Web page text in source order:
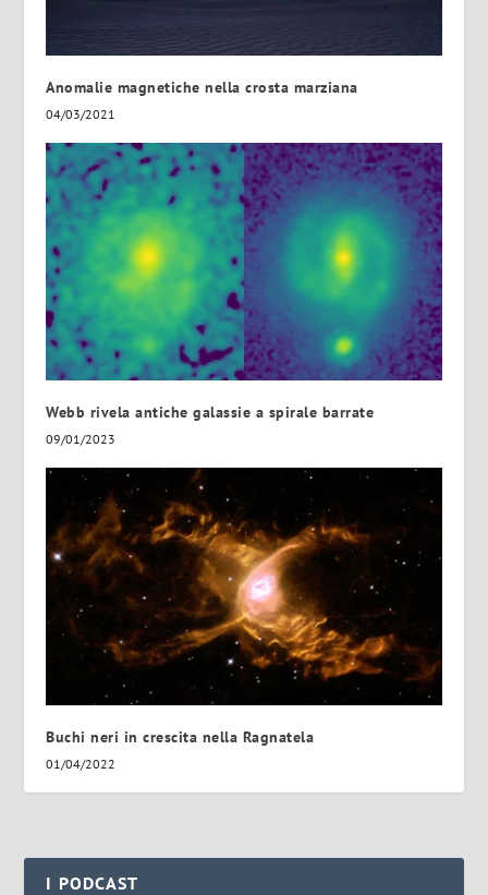
Anomalie magnetiche nella crosta marziana
04/03/2021
Webb rivela antiche galassie a spirale barrate
09/01/2023
Buchi neri in crescita nella Ragnatela
01/04/2022
I PODCAST